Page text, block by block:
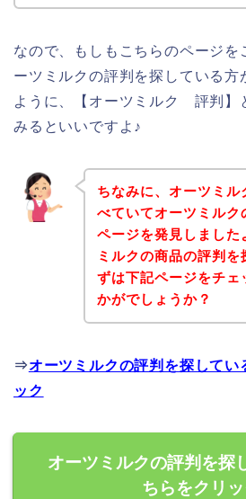
なので、もしもこちらのページを
ーツミルクの評判を探している方
ように、【オーツミルク 評判】
みるといいですよ♪
ちなみに、オーツミル
べていてオーツミルク
ページを発見しました
ミルクの商品の評判を
ずは下記ページをチェ
かがでしょうか？
⇒オーツミルクの評判を探してい
ック
オーツミルクの評判を探
ちらをクリ